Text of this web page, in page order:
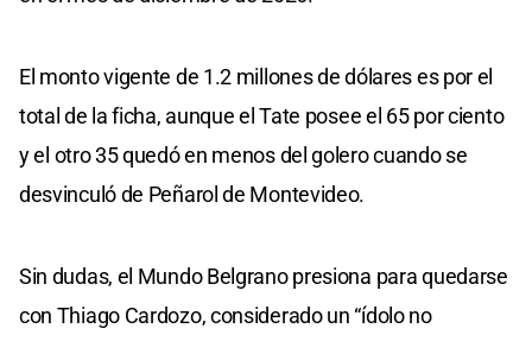
El monto vigente de 1.2 millones de dólares es por el
total de la ficha, aunque el Tate posee el 65 por ciento
y el otro 35 quedó en menos del golero cuando se
desvinculó de Peñarol de Montevideo.
Sin dudas, el Mundo Belgrano presiona para quedarse
con Thiago Cardozo, considerado un “ídolo no